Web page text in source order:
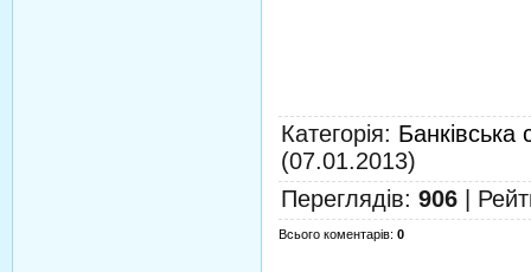
Категорія: Банківська
(07.01.2013)
Переглядів: 906
Всього коментарів: 0